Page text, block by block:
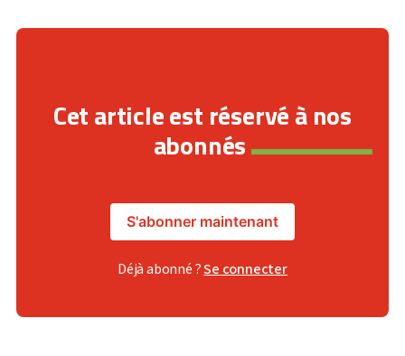
Cet article est réservé à nos
abonnés
S'abonner maintenant
Déjà abonné ?Se connecter